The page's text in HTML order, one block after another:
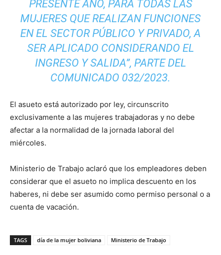
PRESENTE AÑO, PARA TODAS LAS
MUJERES QUE REALIZAN FUNCIONES
EN EL SECTOR PÚBLICO Y PRIVADO, A
SER APLICADO CONSIDERANDO EL
INGRESO Y SALIDA”, PARTE DEL
COMUNICADO 032/2023.
El asueto está autorizado por ley, circunscrito
exclusivamente a las mujeres trabajadoras y no debe
afectar a la normalidad de la jornada laboral del
miércoles.
Ministerio de Trabajo aclaró que los empleadores deben
considerar que el asueto no implica descuento en los
haberes, ni debe ser asumido como permiso personal o a
cuenta de vacación.
TAGS día de la mujer boliviana Ministerio de Trabajo